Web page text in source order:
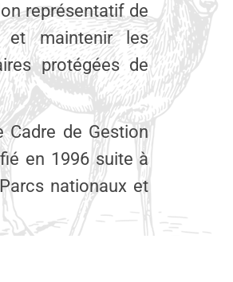
représentatif de
et maintenir les
protégées de
de Gestion
en 1996 suite à
nationaux et